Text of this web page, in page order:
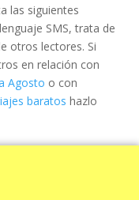
las siguientes
SMS, trata de
otros lectores. Si
en relación con
Agosto o con
baratos hazlo